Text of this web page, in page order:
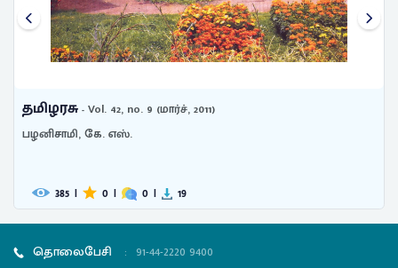
தமிழரசு- Vol. 42, no. 9 (மார்ச், 2011)
பழனிசாமி, கே. எஸ்.
385 | 0 | 0 | 19
தொலைபேசி : 91-44-2220 9400